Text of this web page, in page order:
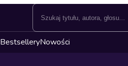
BestselleryNowości